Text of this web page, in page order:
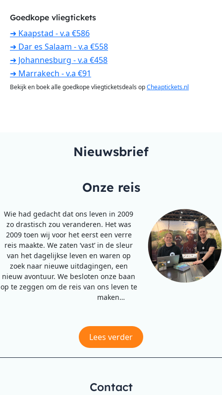
Goedkope vliegtickets
➜ Kaapstad - v.a €586
➜ Dar es Salaam - v.a €558
➜ Johannesburg - v.a €458
➜ Marrakech - v.a €91
Bekijk en boek alle goedkope vliegticketsdeals opCheaptickets.nl
Nieuwsbrief
Onze reis
Wie had gedacht dat ons leven in 2009
zo drastisch zou veranderen. Het was
2009 toen wij voor het eerst een verre
reis maakte. We zaten ‘vast’ in de sleur
van het dagelijkse leven en waren op
zoek naar nieuwe uitdagingen, een
nieuw avontuur. We besloten onze baan
op te zeggen om de reis van ons leven te
maken…
Lees verder
Contact